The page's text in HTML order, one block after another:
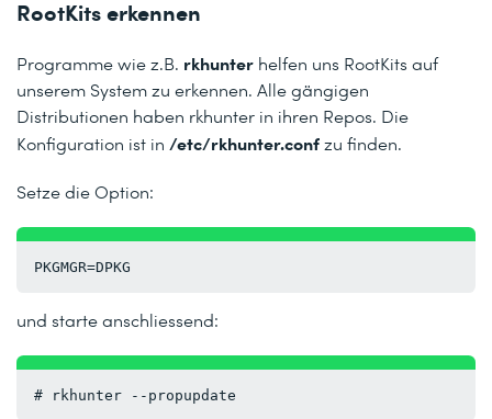
RootKits erkennen
Programme wie z.B. rkhunter helfen uns RootKits auf
unserem System zu erkennen. Alle gängigen
Distributionen haben rkhunter in ihren Repos. Die
Konfiguration ist in /etc/rkhunter.confzu finden.
Setze die Option:
PKGMGR=DPKG
und starte anschliessend:
# rkhunter --propupdate